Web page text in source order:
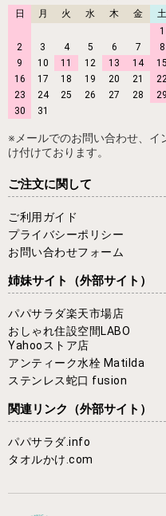
日
月 火 水 木 金
土
1
2
3 4 5 6 7
8
9
10 11 12 13 14
15
16
17 18 19 20 21
22
23
24 25 26 27 28
29
30
31
※メールでのお問い合わせ、イ
け付けております。
ご注文に関して
ご利用ガイド
プライバシーポリシー
お問い合わせフォーム
姉妹サイト （外部サイト）
パパサラダ楽天市場店
おしゃれ住設空間LABO
Yahooストア店
アンティーク水栓 Matilda
ステンレス蛇口 fusion
関連リンク （外部サイト）
パパサラダ.info
タオルかけ.com